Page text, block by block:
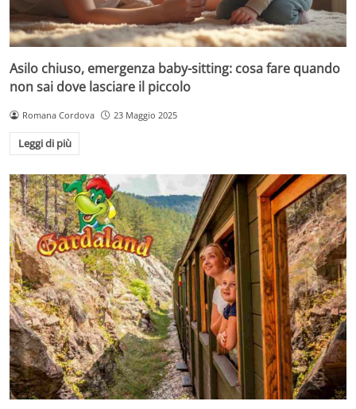
Asilo chiuso, emergenza baby-sitting: cosa fare quando
non sai dove lasciare il piccolo
Romana Cordova 23 Maggio 2025
Leggi di più